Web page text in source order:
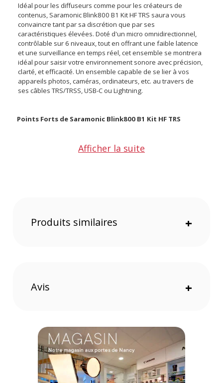
Idéal pour les diffuseurs comme pour les créateurs de
contenus, Saramonic Blink800 B1 Kit HF TRS saura vous
convaincre tant par sa discrétion que par ses
caractéristiques élevées. Doté d'un micro omnidirectionnel,
contrôlable sur 6 niveaux, tout en offrant une faible latence
et une surveillance en temps réel, cet ensemble se montrera
idéal pour saisir votre environnement sonore avec précision,
clarté, et efficacité. Un ensemble capable de se lier à vos
appareils photos, caméras, ordinateurs, etc. au travers de
ses câbles TRS/TRSS, USB-C ou Lightning.
Points Forts de Saramonic Blink800 B1 Kit HF TRS
Deux Emetteurs disposant d'un microphone
omnidirectionnel
Connectable à vos appareils grâce à ses câbles USB-C,
Général :
Système :
Directivité : Omnidirectionnelle
Sortie Audio : Mono / Stéréo
Transmission : 2.4 GHZ
Réponse en Fréquence : 20 - 20 KHz
Afficher la suite
Produits similaires +
Avis +